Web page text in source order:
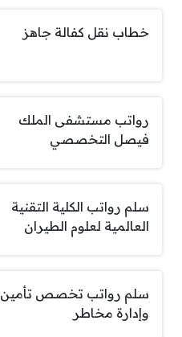
خطاب نقل كفالة جاهز
رواتب مستشفى الملك
فيصل التخصصي
سلم رواتب الكلية التقنية
العالمية لعلوم الطيران
سلم رواتب تخصص تأمين
وإدارة مخاطر